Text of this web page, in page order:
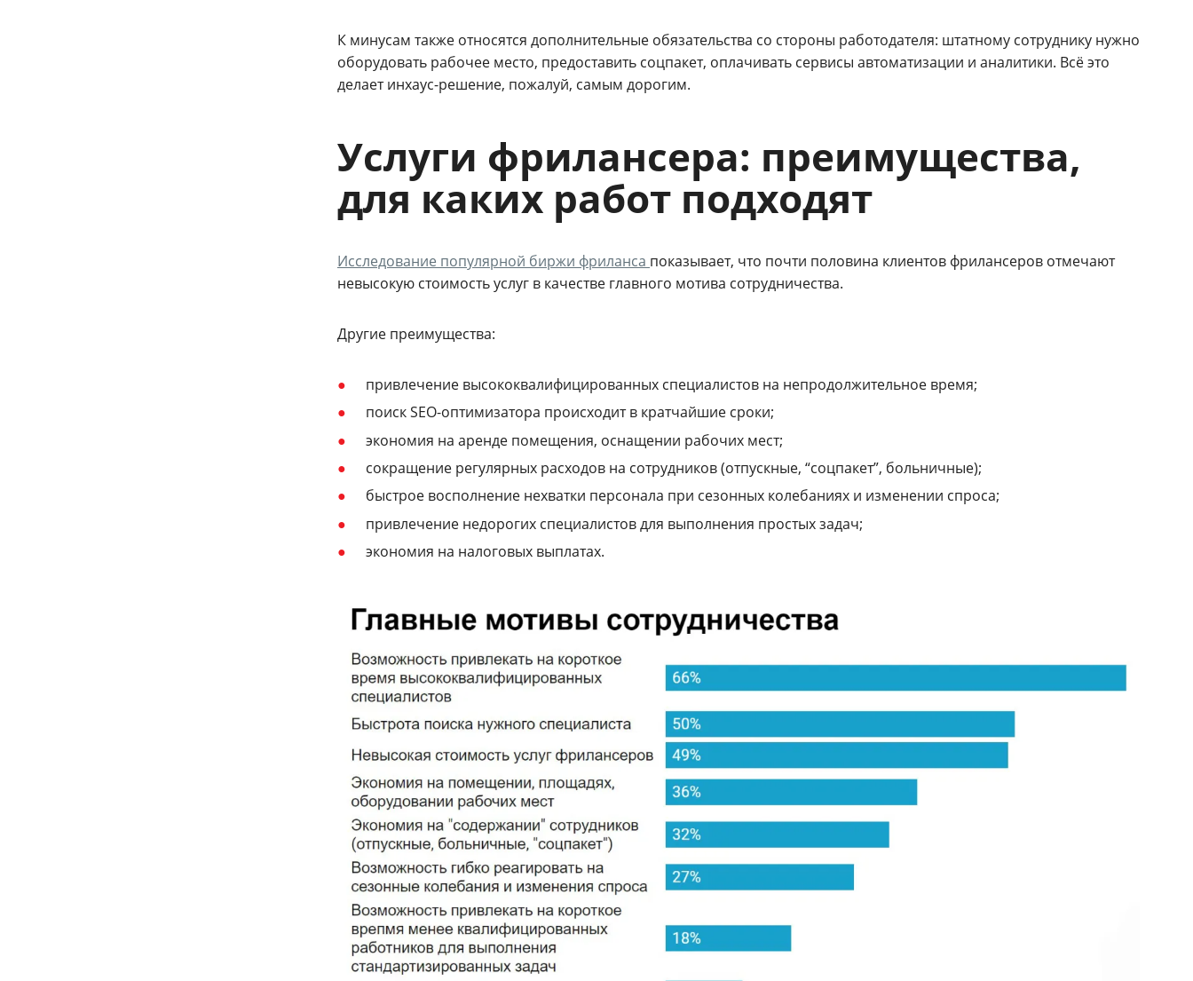
К минусам также относятся дополнительные обязательства со стороны работодателя: штатному сотруднику нужно
оборудовать рабочее место, предоставить соцпакет, оплачивать сервисы автоматизации и аналитики. Всё это
делает инхаус-решение, пожалуй, самым дорогим.
Услуги фрилансера: преимущества,
для каких работ подходят
Исследование популярной биржи фриланса показывает, что почти половина клиентов фрилансеров отмечают
невысокую стоимость услуг в качестве главного мотива сотрудничества.
Другие преимущества:
привлечение высококвалифицированных специалистов на непродолжительное время;
поиск SEO-оптимизатора происходит в кратчайшие сроки;
экономия на аренде помещения, оснащении рабочих мест;
сокращение регулярных расходов на сотрудников (отпускные, “соцпакет”, больничные);
быстрое восполнение нехватки персонала при сезонных колебаниях и изменении спроса;
привлечение недорогих специалистов для выполнения простых задач;
экономия на налоговых выплатах.